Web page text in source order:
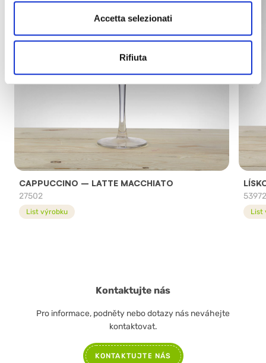
Accetta selezionati
Rifiuta
CAPPUCCINO – LATTE MACCHIATO
27502
List výrobku List
Kontaktujte nás
Pro informace, podněty nebo dotazy nás neváhejte
kontaktovat.
KONTAKTUJTE NÁS